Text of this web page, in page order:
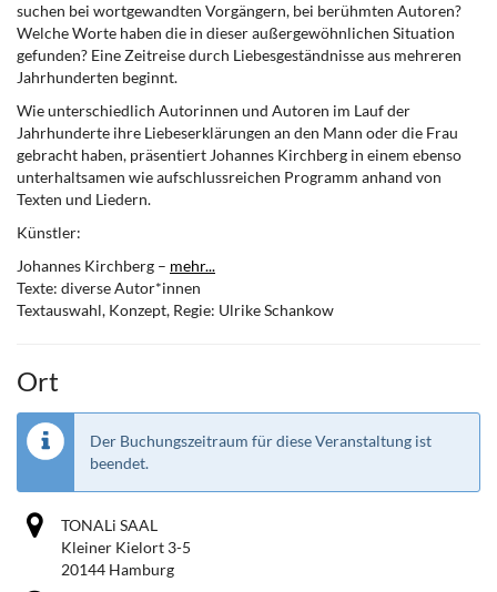
suchen bei wortgewandten Vorgängern, bei berühmten Autoren?
Welche Worte haben die in dieser außergewöhnlichen Situation
gefunden? Eine Zeitreise durch Liebesgeständnisse aus mehreren
Jahrhunderten beginnt.
Wie unterschiedlich Autorinnen und Autoren im Lauf der
Jahrhunderte ihre Liebeserklärungen an den Mann oder die Frau
gebracht haben, präsentiert Johannes Kirchberg in einem ebenso
unterhaltsamen wie aufschlussreichen Programm anhand von
Texten und Liedern.
Künstler:
Johannes Kirchberg – mehr...
Texte: diverse Autor*innen
Textauswahl, Konzept, Regie: Ulrike Schankow
Ort
Der Buchungszeitraum für diese Veranstaltung ist
beendet.
TONALi SAAL
Kleiner Kielort 3-5
20144 Hamburg